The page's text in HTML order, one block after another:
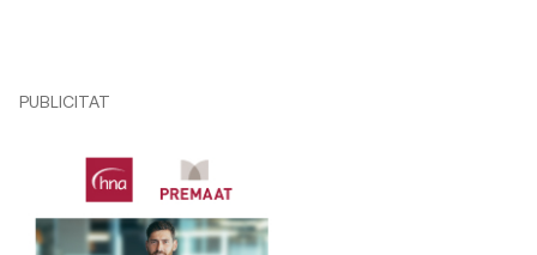
PUBLICITAT